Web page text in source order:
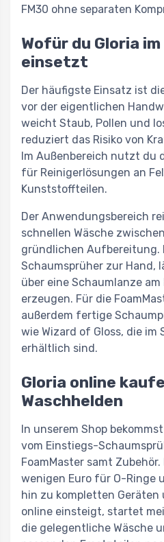
FM30 ohne separaten
Wofür du Gloria
einsetzt
Der häufigste Einsatz ist
vor der eigentlichen
weicht Staub, Pollen und
reduziert das Risiko von
Im Außenbereich nutzt du
für Reinigerlösungen an
Kunststoffteilen.
Der Anwendungsbereich
schnellen Wäsche
gründlichen Aufbereitung.
Schaumsprüher zur Hand,
über eine Schaumlanze
erzeugen. Für die
außerdem fertige
wie Wizard of Gloss, die im
erhältlich sind.
Gloria online
Waschhelden
In unserem Shop
vom Einstiegs-
FoamMaster samt
wenigen Euro für O-Ringe
hin zu kompletten Geräten
online einsteigt, startet
die gelegentliche Wäsche